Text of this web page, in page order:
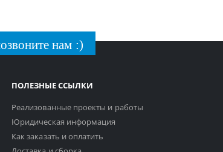
нам :)
ПОЛЕЗНЫЕ ССЫЛКИ
Реализованные проекты и работы
Юридическая информация
Как заказать и оплатить